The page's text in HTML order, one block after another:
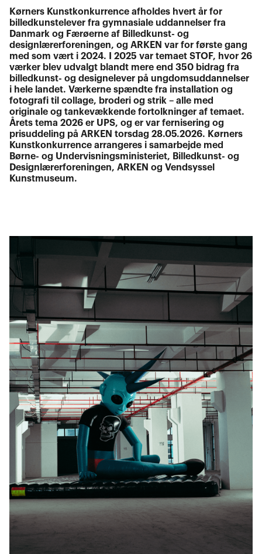
Kørners Kunstkonkurrence afholdes hvert år for
billedkunstelever fra gymnasiale uddannelser fra
Danmark og Færøerne af Billedkunst- og
designlærerforeningen, og ARKEN var for første gang
med som vært i 2024. I 2025 var temaet STOF, hvor 26
værker blev udvalgt blandt mere end 350 bidrag fra
billedkunst- og designelever på ungdomsuddannelser
i hele landet. Værkerne spændte fra installation og
fotografi til collage, broderi og strik – alle med
originale og tankevækkende fortolkninger af temaet.
Årets tema 2026 er UPS, og er var fernisering og
prisuddeling på ARKEN torsdag 28.05.2026. Kørners
Kunstkonkurrence arrangeres i samarbejde med
Børne- og Undervisningsministeriet, Billedkunst- og
Designlærerforeningen, ARKEN og Vendsyssel
Kunstmuseum.